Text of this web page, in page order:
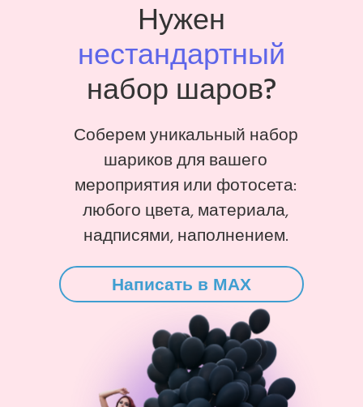
Нужен
нестандартный
набор шаров?
Соберем уникальный набор
шариков для вашего
мероприятия или фотосета:
любого цвета, материала,
надписями, наполнением.
Написать в MAX